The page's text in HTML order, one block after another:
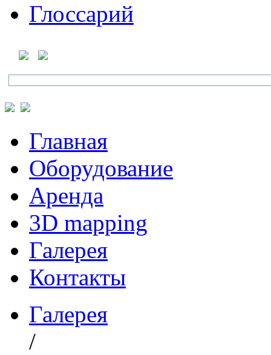
Глоссарий
Главная
Оборудование
Аренда
3D mapping
Галерея
Контакты
Галерея
/